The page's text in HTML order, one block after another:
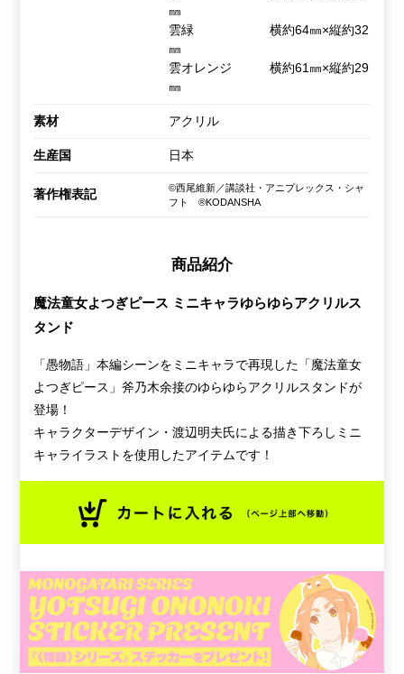
㎜
雲緑 横約64㎜×縦約32
㎜
雲オレンジ 横約61㎜×縦約29
㎜
素材 アクリル
生産国 日本
著作権表記
©西尾維新／講談社・アニプレックス・シャ
フト ®KODANSHA
商品紹介
魔法童女よつぎピース ミニキャラゆらゆらアクリルス
タンド
「愚物語」本編シーンをミニキャラで再現した「魔法童女
よつぎピース」斧乃木余接のゆらゆらアクリルスタンドが
登場！
キャラクターデザイン・渡辺明夫氏による描き下ろしミニ
キャライラストを使用したアイテムです！